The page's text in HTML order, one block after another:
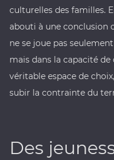
culturelles des familles.
abouti à une conclusion
ne se joue pas
mais dans la capacité de
véritable espace de
subir la contrainte du
Des